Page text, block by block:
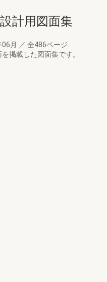
計用図面集
月 ／ 全486ページ
掲載した図面集です。